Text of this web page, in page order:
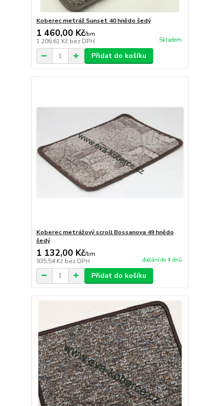
Koberec metráž Sunset 40 hnědo šedý
1 460,00 Kč/bm
1 206,61 Kč bez DPH Skladem
Přidat do košíku
Koberec metrážový scroll Bossanova 49 hnědo
šedý
1 132,00 Kč/bm
935,54 Kč bez DPH dodání do 4 dnů
Přidat do košíku